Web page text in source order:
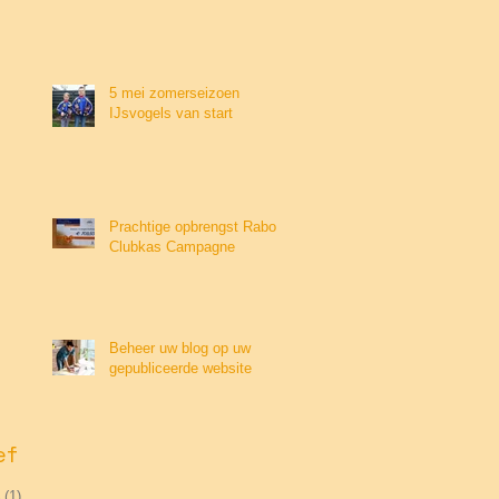
5 mei zomerseizoen
IJsvogels van start
Prachtige opbrengst Rabo
Clubkas Campagne
Beheer uw blog op uw
gepubliceerde website